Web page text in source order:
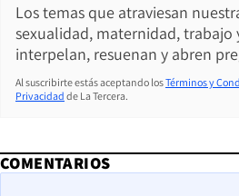
Los temas que atraviesan
sexualidad, maternidad, trabajo
interpelan, resuenan y abren
Al suscribirte estás aceptando losTérminos y
Privacidad de La Tercera.
COMENTARIOS